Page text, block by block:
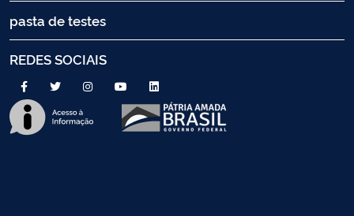
pasta de testes
REDES SOCIAIS